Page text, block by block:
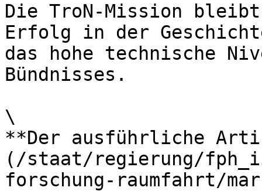
Die TroN-Mission bleibt
Erfolg in der
das hohe technische
Bündnisses.
\
**Der ausführliche
(/staat/regierung/
forschung-raumfahrt/